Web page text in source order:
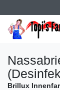
Brillux